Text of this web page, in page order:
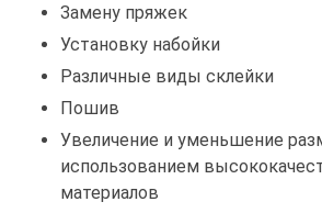
Замену пряжек
Установку набойки
Различные виды склейки
Пошив
Увеличение и уменьшение
использованием
материалов